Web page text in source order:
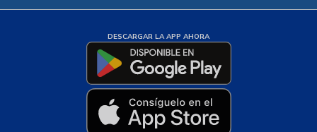
DESCARGAR LA APP AHORA